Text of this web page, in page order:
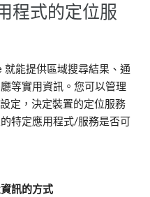
程式的定位服
就能提供區域搜尋結果、通
等實用資訊。您可以管理
定，決定裝置的定位服務
特定應用程式/服務是否可
訊的方式